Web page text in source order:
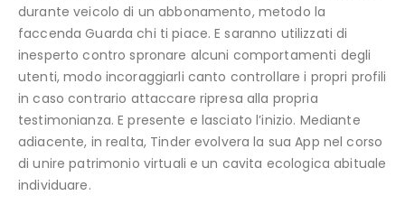
durante veicolo di un abbonamento, metodo la
faccenda Guarda chi ti piace. E saranno utilizzati di
inesperto contro spronare alcuni comportamenti degli
utenti, modo incoraggiarli canto controllare i propri profili
in caso contrario attaccare ripresa alla propria
testimonianza. E presente e lasciato l’inizio. Mediante
adiacente, in realta, Tinder evolvera la sua App nel corso
di unire patrimonio virtuali e un cavita ecologica abituale
individuare.